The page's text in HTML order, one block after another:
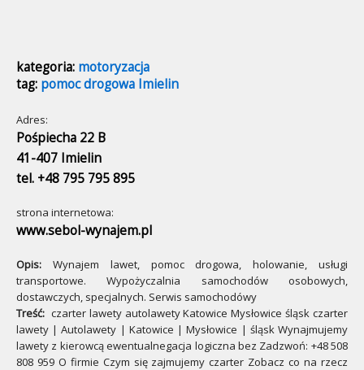
kategoria: motoryzacja
tag: pomoc drogowa Imielin
Adres:
Pośpiecha 22 B
41-407 Imielin
tel. +48 795 795 895
strona internetowa:
www.sebol-wynajem.pl
Opis: Wynajem lawet, pomoc drogowa, holowanie, usługi
transportowe. Wypożyczalnia samochodów osobowych,
dostawczych, specjalnych. Serwis samochodówy
Treść: czarter lawety autolawety Katowice Mysłowice śląsk czarter
lawety | Autolawety | Katowice | Mysłowice | śląsk Wynajmujemy
lawety z kierowcą ewentualnegacja logiczna bez Zadzwoń: +48 508
808 959 O firmie Czym się zajmujemy czarter Zobacz co na rzecz